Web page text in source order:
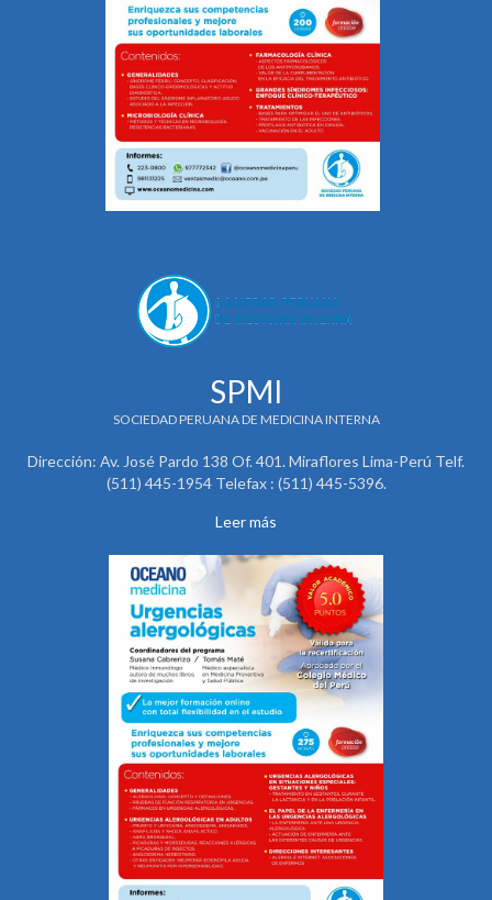
SPMI
SOCIEDAD PERUANA DE MEDICINA INTERNA
Dirección: Av. José Pardo 138 Of. 401. Miraflores Lima-Perú Telf.
(511) 445-1954 Telefax : (511) 445-5396.
Leer más